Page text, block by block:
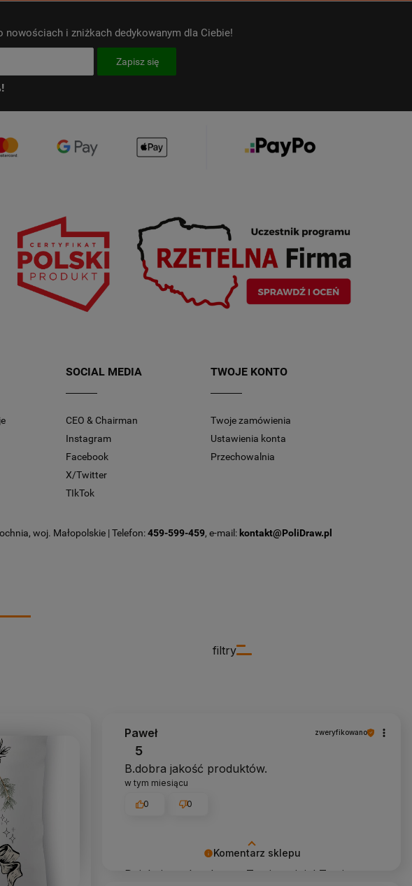
i zniżkach dedykowanym dla Ciebie!
SOCIAL MEDIA
CEO & Chairman
Instagram
Facebook
X/Twitter
TIkTok
TWOJE KONTO
Twoje zamówienia
Ustawienia konta
Przechowalnia
woj. Małopolskie | Telefon:459-599-459, e-mail: kontakt@PoliDraw.pl
filtry
Komentarz sklepu
Dziękujemy bardzo za Twoją opinię! Twoja
Paweł zweryfikowano
5
B.dobra jakość produktów.
w tym miesiącu
0 0